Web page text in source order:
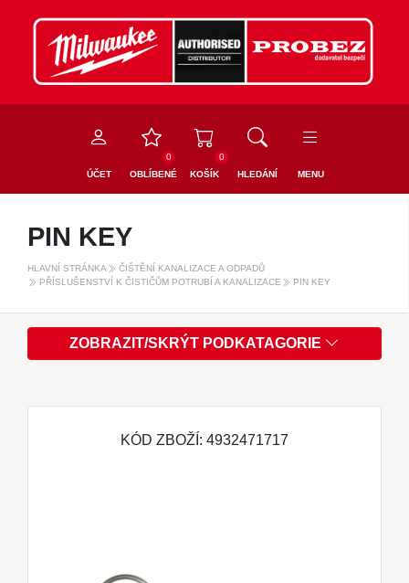
ÚČET
0
OBLÍBENÉ
0
KOŠÍK
HLEDÁNÍ MENU
PIN KEY
HLAVNÍ STRÁNKA
ČIŠTĚNÍ KANALIZACE A ODPADŮ
PŘÍSLUŠENSTVÍ K ČISTIČŮM POTRUBÍ A KANALIZACE
PIN KEY
ZOBRAZIT/SKRÝT PODKATAGORIE
KÓD ZBOŽÍ: 4932471717